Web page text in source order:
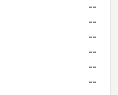
--
--
--
--
--
--